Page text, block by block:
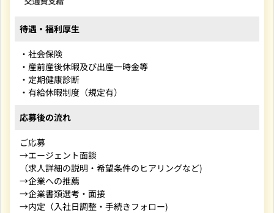
待遇・福利厚生
・社会保険
・産前産後休暇及び出産一時金等
・定期健康診断
・有給休暇制度（規定有）
応募後の流れ
ご応募
→エージェント面談
（求人詳細の説明・希望条件のヒアリングなど)
→企業への推薦
→企業書類選考・面接
→内定（入社日調整・手続きフォロー)